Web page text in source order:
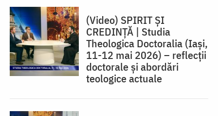
(Video) SPIRIT ȘI
CREDINȚĂ | Studia
Theologica Doctoralia (Iaşi,
11-12 mai 2026) – reflecţii
doctorale şi abordări
teologice actuale